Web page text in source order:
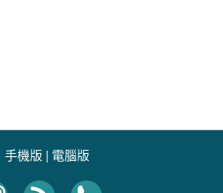
手機版 | 電腦版